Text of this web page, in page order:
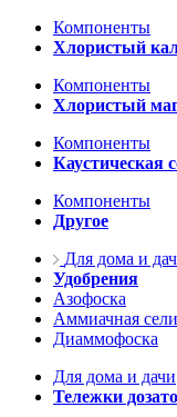
Компоненты
Хлористый
Компоненты
Хлористый
Компоненты
Каустическая
Компоненты
Другое
Для дома и
Удобрения
Азофоска
Аммиачная
Диаммофоска
Для дома и дачи
Тележки